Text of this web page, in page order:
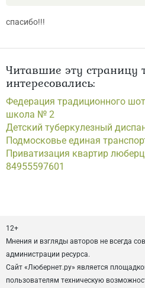
спасибо!!!
Читавшие эту страницу
интересовались:
Федерация традиционного
школа № 2
Детский туберкулезный
Подмосковье единая
Приватизация квартир
84955597601
12+
Мнения и взгляды авторов не всегда
администрации ресурса.
Сайт «Любернет.ру» является
пользователям техническую